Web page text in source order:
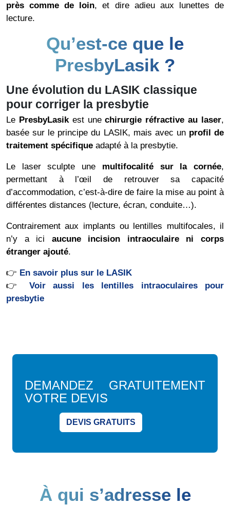
près comme de loin, et dire adieu aux lunettes de
lecture.
Qu’est-ce que le
PresbyLasik ?
Une évolution du LASIK classique
pour corriger la presbytie
Le PresbyLasikest unechirurgie réfractive au laser,
basée sur le principe du LASIK, mais avec un profil de
traitement spécifique adapté à la presbytie.
Le laser sculpte une multifocalité sur la cornée,
permettant à l’œil de retrouver sa capacité
d’accommodation, c’est-à-dire de faire la mise au point à
différentes distances (lecture, écran, conduite…).
Contrairement aux implants ou lentilles multifocales, il
n’y a ici aucune incision intraoculaire ni corps
étranger ajouté.
👉 En savoir plus sur le LASIK
👉 Voir aussi les lentilles intraoculaires pour
presbytie
DEMANDEZ GRATUITEMENT
VOTRE DEVIS
DEVIS GRATUITS
À qui s’adresse le